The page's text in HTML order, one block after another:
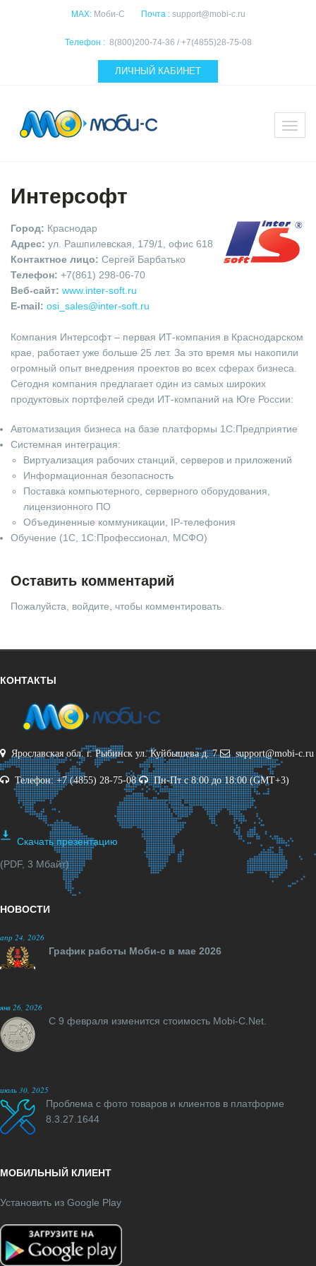
MAX: Моби-С Почта : support@mobi-c.ru
Телефон : 8(800)200-74-36 / +7(4855)28-75-08
ЛИЧНЫЙ КАБИНЕТ
Интерсофт
Город: Краснодар
Адрес: ул. Рашпилевская, 179/1, офис 618
Контактное лицо: Сергей Барбатько
Телефон: +7(861) 298-06-70
Веб-cайт: www.inter-soft.ru
E-mail: osi_sales@inter-soft.ru
Компания Интерсофт – первая ИТ-компания в Краснодарском
крае, работает уже больше 25 лет. За это время мы накопили
огромный опыт внедрения проектов во всех сферах бизнеса.
Сегодня компания предлагает один из самых широких
продуктовых портфелей среди ИТ-компаний на Юге России:
Автоматизация бизнеса на базе платформы 1С:Предприятие
Системная интеграция:
Виртуализация рабочих станций, серверов и приложений
Информационная безопасность
Поставка компьютерного, серверного оборудования,
лицензионного ПО
Объединенные коммуникации, IP-телефония
Обучение (1С, 1С:Профессионал, МСФО)
Оставить комментарий
Пожалуйста, войдите, чтобы комментировать.
КОНТАКТЫ
Ярославская обл. г. Рыбинск ул. Куйбышева д. 7 support@mobi-c.ru
Телефон: +7 (4855) 28-75-08 Пн-Пт с 8:00 до 18:00 (GMT+3)
Скачать презентацию
(PDF, 3 Мбайт)
НОВОСТИ
апр 24, 2026
График работы Моби-с в мае 2026
янв 26, 2026
С 9 февраля изменится стоимость Mobi-C.Net.
июль 30, 2025
Проблема с фото товаров и клиентов в платформе
8.3.27.1644
МОБИЛЬНЫЙ КЛИЕНТ
Установить из Google Play